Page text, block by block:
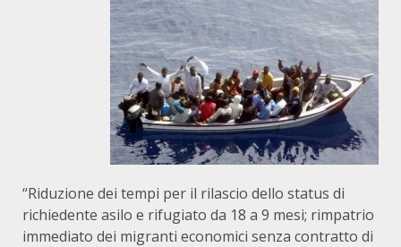
“Riduzione dei tempi per il rilascio dello status di
richiedente asilo e rifugiato da 18 a 9 mesi; rimpatrio
immediato dei migranti economici senza contratto di